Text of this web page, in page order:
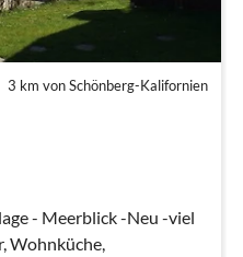
3 km von Schönberg-Kalifornien
- Meerblick -Neu -viel
Wohnküche,